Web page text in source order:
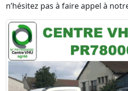
n’hésitez pas à faire appel à